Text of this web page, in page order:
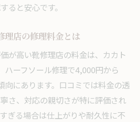
ると安心です。
店の修理料金とは
が高い靴修理店の料金は、カカト
ハーフソール修理で4,000円から
向にあります。口コミでは料金の透
さ、対応の親切さが特に評価され
ぎる場合は仕上がりや耐久性に不